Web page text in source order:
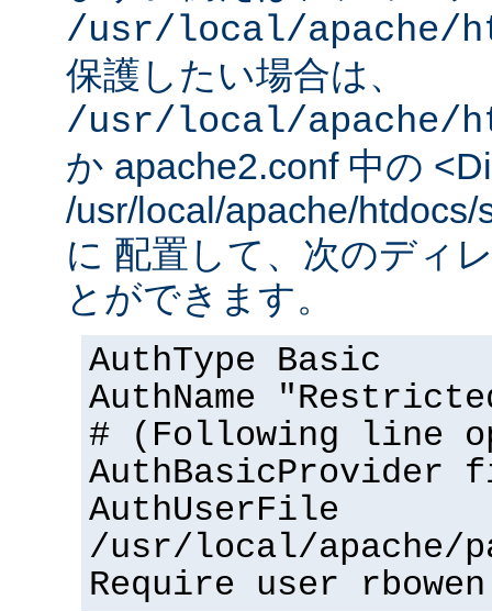
/usr/local/apache/
保護したい場合は、
/usr/local/apache/
か apache2.conf 中の
/usr/local/apache/
に 配置して、次のディ
とができます。
AuthType Basic
AuthName
# (Following line
AuthBasicProvider
AuthUserFile
/usr/local/apache/
Require user rbowen